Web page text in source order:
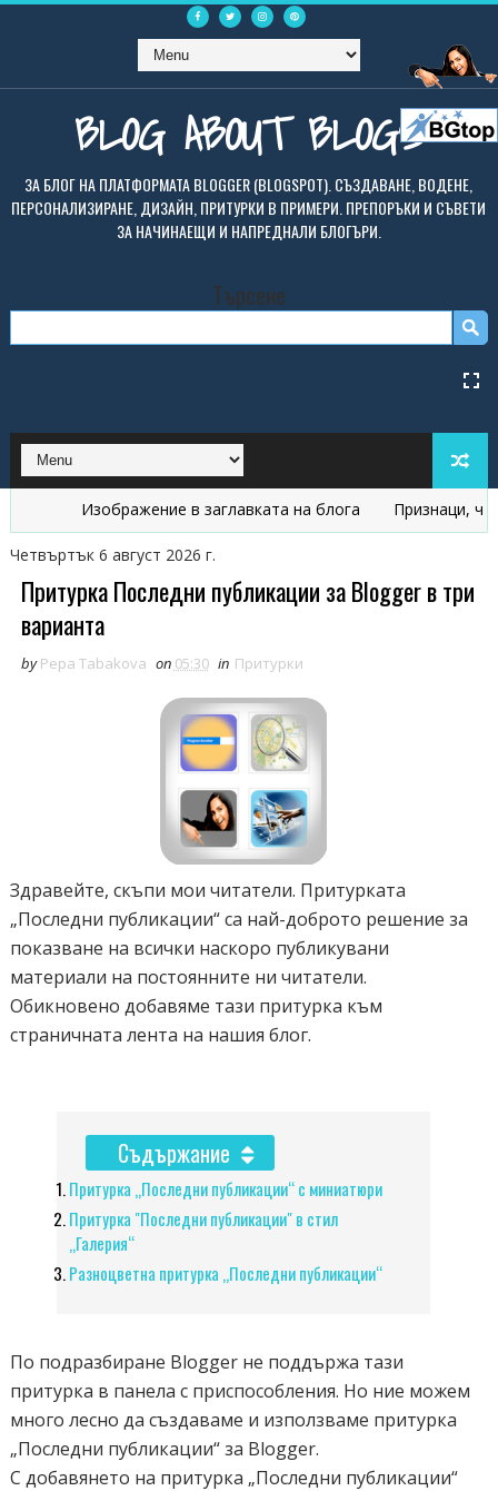
BLOG ABOUT BLOGS
ЗА БЛОГ НА ПЛАТФОРМАТА BLOGGER (BLOGSPOT). СЪЗДАВАНЕ, ВОДЕНЕ,
ПЕРСОНАЛИЗИРАНЕ, ДИЗАЙН, ПРИТУРКИ В ПРИМЕРИ. ПРЕПОРЪКИ И СЪВЕТИ
ЗА НАЧИНАЕЩИ И НАПРЕДНАЛИ БЛОГЪРИ.
Търсене
Изображение в заглавката на блога Признаци, че
Четвъртък 6 август 2026 г.
Притурка Последни публикации за Blogger в три
варианта
by Pepa Tabakova on 05:30 in Притурки
Здравейте, скъпи мои читатели. Притурката
„Последни публикации“ са най-доброто решение за
показване на всички наскоро публикувани
материали на постоянните ни читатели.
Обикновено добавяме тази притурка към
страничната лента на нашия блог.
Съдържание
Притурка „Последни публикации“ с миниатюри
Притурка "Последни публикации" в стил
„Галерия“
Разноцветна притурка „Последни публикации“
По подразбиране Blogger не поддържа тази
притурка в панела с приспособления. Но ние можем
много лесно да създаваме и използваме притурка
„Последни публикации“ за Blogger.
С добавянето на притурка „Последни публикации“